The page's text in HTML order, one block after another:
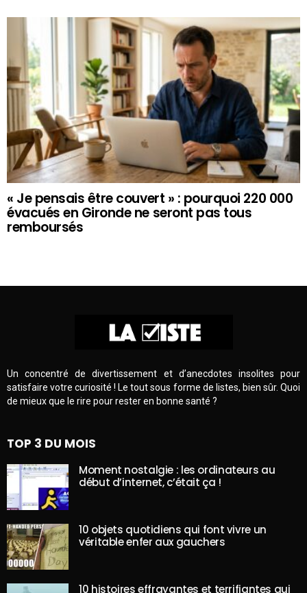
« Je pensais être couvert » : pourquoi 220 000
évacués en Gironde ne seront pas tous
remboursés
Un concentré de divertissement et d’anecdotes insolites pour
satisfaire votre curiosité ! Le tout sous forme de listes, bien sûr. Quoi
de mieux que le rire pour rester en bonne santé ?
TOP 3 DU MOIS
Moment nostalgie : les ordinateurs au
début d’internet, c’était ça !
10 objets quotidiens qui font vivre un
véritable enfer aux gauchers
10 histoires effrayantes et terrifiantes qui